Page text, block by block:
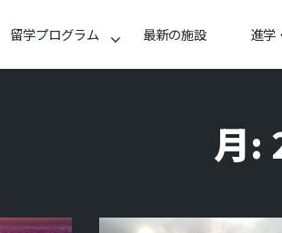
留学プログラム 最新の施設 進学
月: